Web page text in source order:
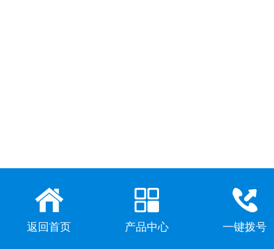
返回首页 产品中心 一键拨号